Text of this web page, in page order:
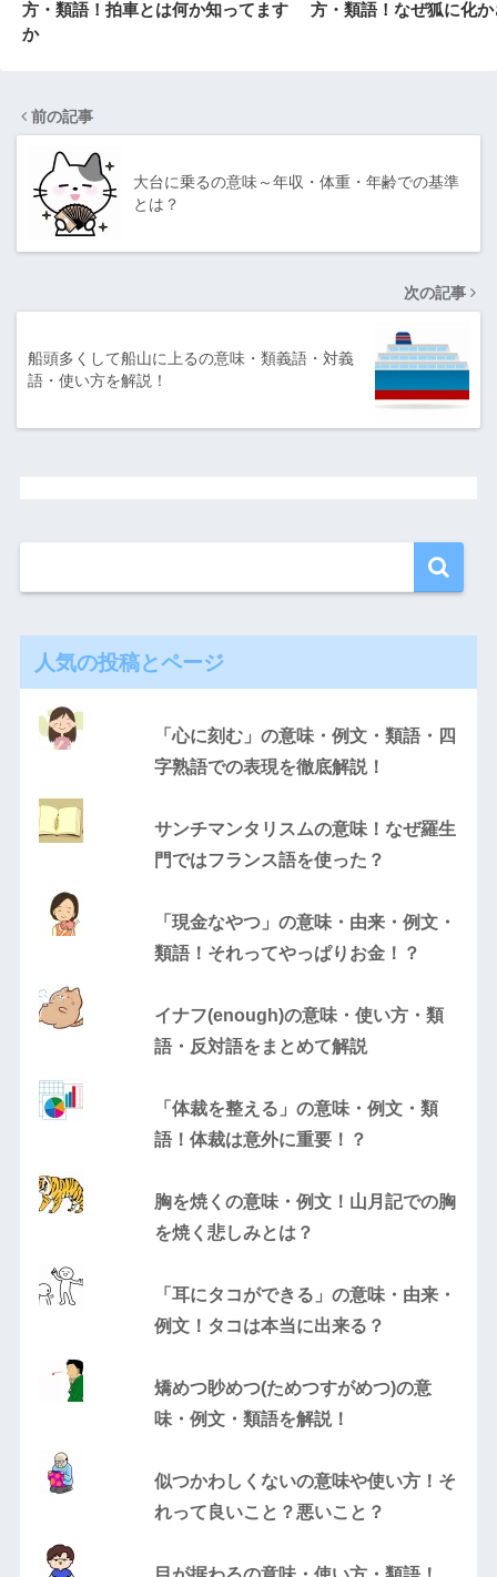
方・類語！拍車とは何か知ってます
か
方・類語！なぜ狐に化
前の記事
大台に乗るの意味～年収・体重・年齢での基準
とは？
次の記事
船頭多くして船山に上るの意味・類義語・対義
語・使い方を解説！
人気の投稿とページ
「心に刻む」の意味・例文・類語・四
字熟語での表現を徹底解説！
サンチマンタリスムの意味！なぜ羅生
門ではフランス語を使った？
「現金なやつ」の意味・由来・例文・
類語！それってやっぱりお金！？
イナフ(enough)の意味・使い方・類
語・反対語をまとめて解説
「体裁を整える」の意味・例文・類
語！体裁は意外に重要！？
胸を焼くの意味・例文！山月記での胸
を焼く悲しみとは？
「耳にタコができる」の意味・由来・
例文！タコは本当に出来る？
矯めつ眇めつ(ためつすがめつ)の意
味・例文・類語を解説！
似つかわしくないの意味や使い方！そ
れって良いこと？悪いこと？